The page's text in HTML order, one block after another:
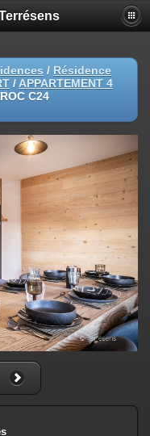
/ Résidence
/ APPARTEMENT 4
C24